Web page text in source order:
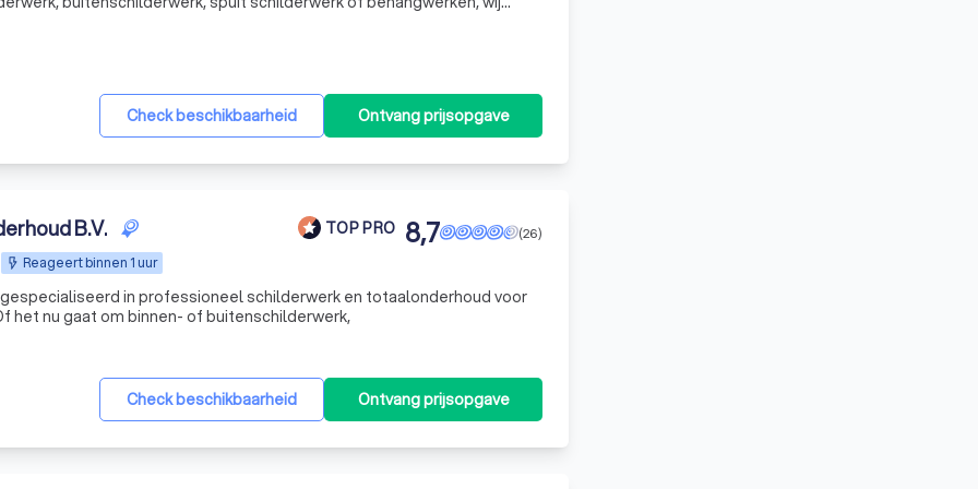
Check beschikbaarheid Ontvang prijsopgave
B.V. TOP PRO
Reageert binnen 1 uur
(26)
8,7
het nu gaat om binnen- of buitenschilderwerk,
Check beschikbaarheid Ontvang prijsopgave